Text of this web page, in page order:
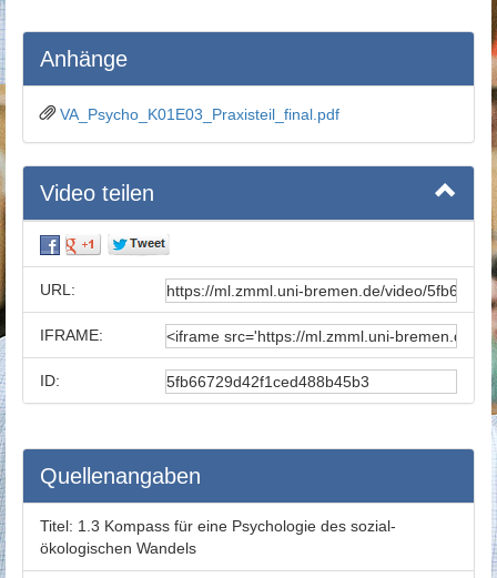
Anhänge
VA_Psycho_K01E03_Praxisteil_final.pdf
Video teilen
URL:
IFRAME:
ID:
Quellenangaben
Titel: 1.3 Kompass für eine Psychologie des sozial-
ökologischen Wandels